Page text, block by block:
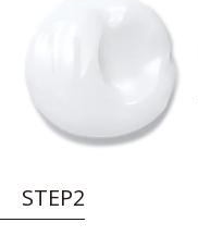
STEP2